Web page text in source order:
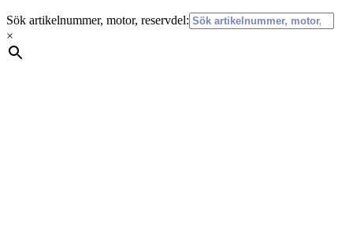
Sök artikelnummer, motor, reservdel:
×